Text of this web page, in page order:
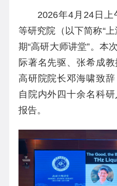
2026年4月24日上
等研究院（以下简称“
期“高研大师讲堂”。本
际著名先驱、张希成
高研院院长邓海啸致辞
自院内外四十余名科
报告。